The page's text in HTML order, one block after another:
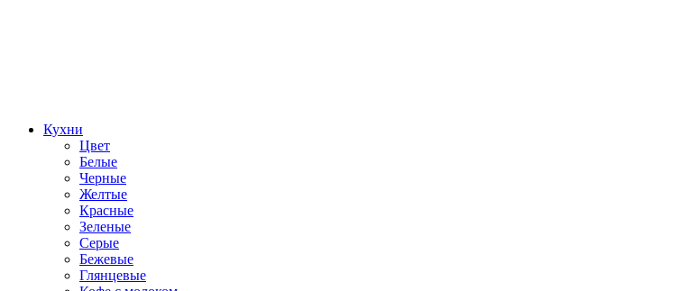
Кухни
Цвет
Белые
Черные
Желтые
Красные
Зеленые
Серые
Бежевые
Глянцевые